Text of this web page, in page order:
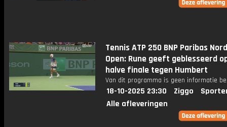
Tennis ATP 250 BNP Paribas
Open: Rune geeft geblesseerd
halve finale tegen Humbert
Van dit programma is geen informatie
18-10-2025 23:30 Ziggo
Alle afleveringen